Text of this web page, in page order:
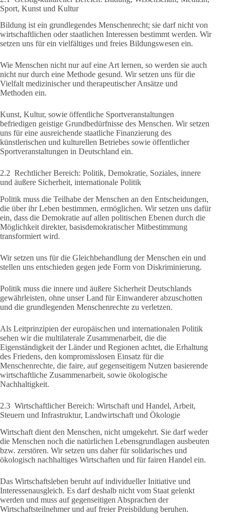
Sport, Kunst und Kultur
Bildung ist ein grundlegendes Menschenrecht; sie darf nicht von
wirtschaftlichen oder staatlichen Interessen bestimmt werden. Wir
setzen uns für ein vielfältiges und freies Bildungswesen ein.
Wie Menschen nicht nur auf eine Art lernen, so werden sie auch
nicht nur durch eine Methode gesund. Wir setzen uns für die
Vielfalt medizinischer und therapeutischer Ansätze und
Methoden ein.
Kunst, Kultur, sowie öffentliche Sportveranstaltungen
befriedigen geistige Grundbedürfnisse des Menschen. Wir setzen
uns für eine ausreichende staatliche Finanzierung des
künstlerischen und kulturellen Betriebes sowie öffentlicher
Sportveranstaltungen in Deutschland ein.
2.2 Rechtlicher Bereich: Politik, Demokratie, Soziales, innere
und äußere Sicherheit, internationale Politik
Politik muss die Teilhabe der Menschen an den Entscheidungen,
die über ihr Leben bestimmen, ermöglichen. Wir setzen uns dafür
ein, dass die Demokratie auf allen politischen Ebenen durch die
Möglichkeit direkter, basisdemokratischer Mitbestimmung
transformiert wird.
Wir setzen uns für die Gleichbehandlung der Menschen ein und
stellen uns entschieden gegen jede Form von Diskriminierung.
Politik muss die innere und äußere Sicherheit Deutschlands
gewährleisten, ohne unser Land für Einwanderer abzuschotten
und die grundlegenden Menschenrechte zu verletzen.
Als Leitprinzipien der europäischen und internationalen Politik
sehen wir die multilaterale Zusammenarbeit, die die
Eigenständigkeit der Länder und Regionen achtet, die Erhaltung
des Friedens, den kompromisslosen Einsatz für die
Menschenrechte, die faire, auf gegenseitigem Nutzen basierende
wirtschaftliche Zusammenarbeit, sowie ökologische
Nachhaltigkeit.
2.3 Wirtschaftlicher Bereich: Wirtschaft und Handel, Arbeit,
Steuern und Infrastruktur, Landwirtschaft und Ökologie
Wirtschaft dient den Menschen, nicht umgekehrt. Sie darf weder
die Menschen noch die natürlichen Lebensgrundlagen ausbeuten
bzw. zerstören. Wir setzen uns daher für solidarisches und
ökologisch nachhaltiges Wirtschaften und für fairen Handel ein.
Das Wirtschaftsleben beruht auf individueller Initiative und
Interessenausgleich. Es darf deshalb nicht vom Staat gelenkt
werden und muss auf gegenseitigen Absprachen der
Wirtschaftsteilnehmer und auf freier Preisbildung beruhen.